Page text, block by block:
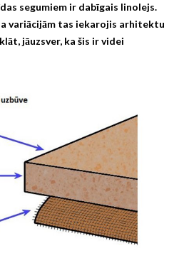
segumiem ir dabīgais linolejs.
variācijām tas iekarojis arhitektu
jāuzsver, ka šis ir videi